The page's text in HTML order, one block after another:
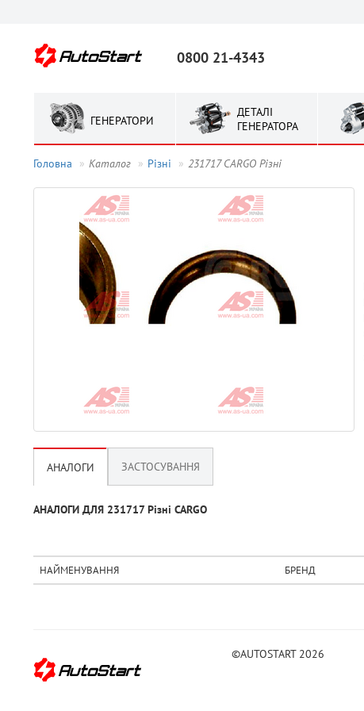
0800 21-4343
ГЕНЕРАТОРИ
ДЕТАЛІ
ГЕНЕРАТОРА
Головна Каталог Рiзнi 231717 CARGO Рiзнi
АНАЛОГИ ЗАСТОСУВАННЯ
АНАЛОГИ ДЛЯ 231717 Рiзнi CARGO
НАЙМЕНУВАННЯ БРЕНД
©AUTOSTART 2026